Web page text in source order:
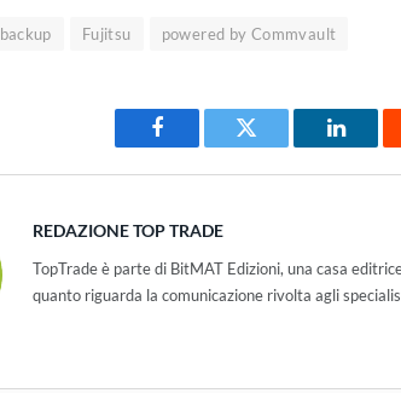
backup Fujitsu powered by Commvault
Facebook Twitter
REDAZIONE TOP TRADE
TopTrade è parte di BitMAT Edizioni, una casa
quanto riguarda la comunicazione rivolta agli